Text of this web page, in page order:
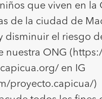
que viven en la
de la ciudad de
disminuir el riesgo
nuestra ONG
en IG
proyecto.capicua/)